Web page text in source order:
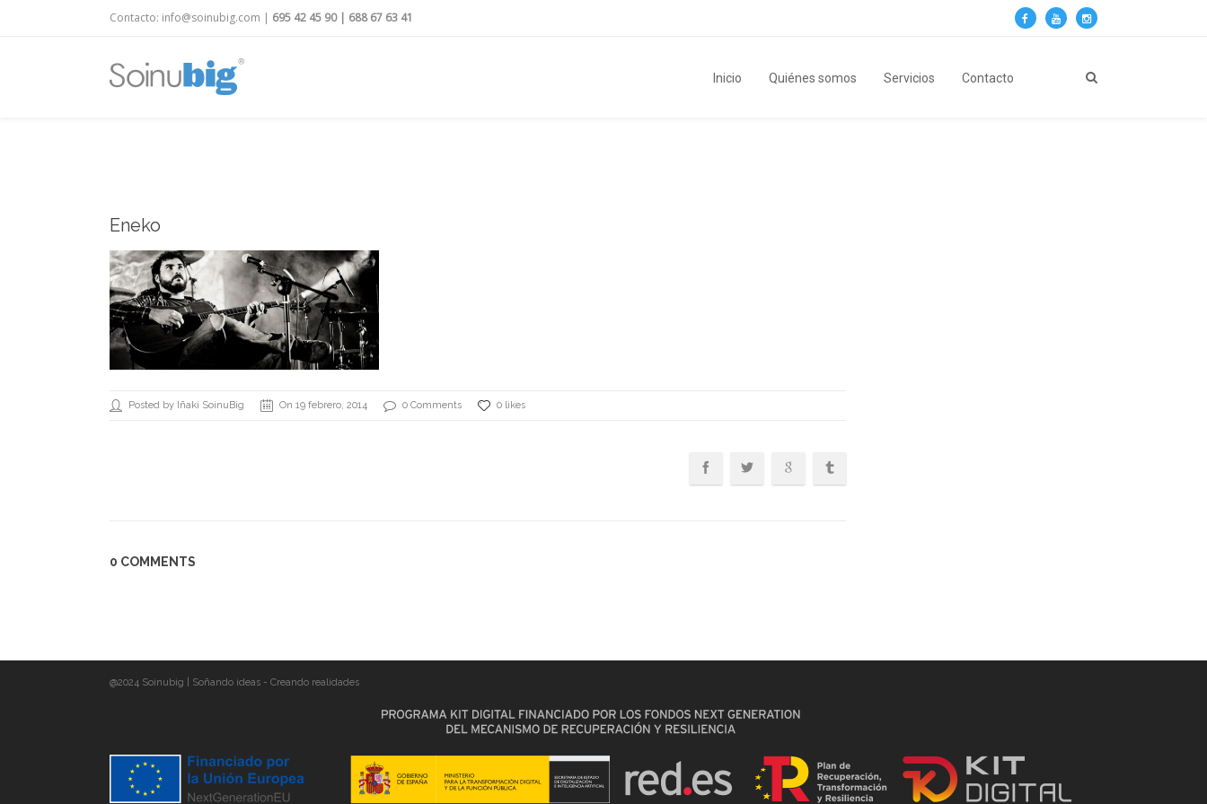
Contacto: info@soinubig.com | 695 42 45 90| 688 67 63 41
Inicio Quiénes somos Servicios Contacto
Eneko
Posted by Iñaki SoinuBig On 19 febrero, 2014 0 Comments 0 likes
0 COMMENTS
@2024 Soinubig | Soñando ideas - Creando realidades